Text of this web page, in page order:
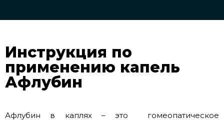
Инструкция по
применению капель
Афлубин
Афлубин в каплях – это гомеопатическое